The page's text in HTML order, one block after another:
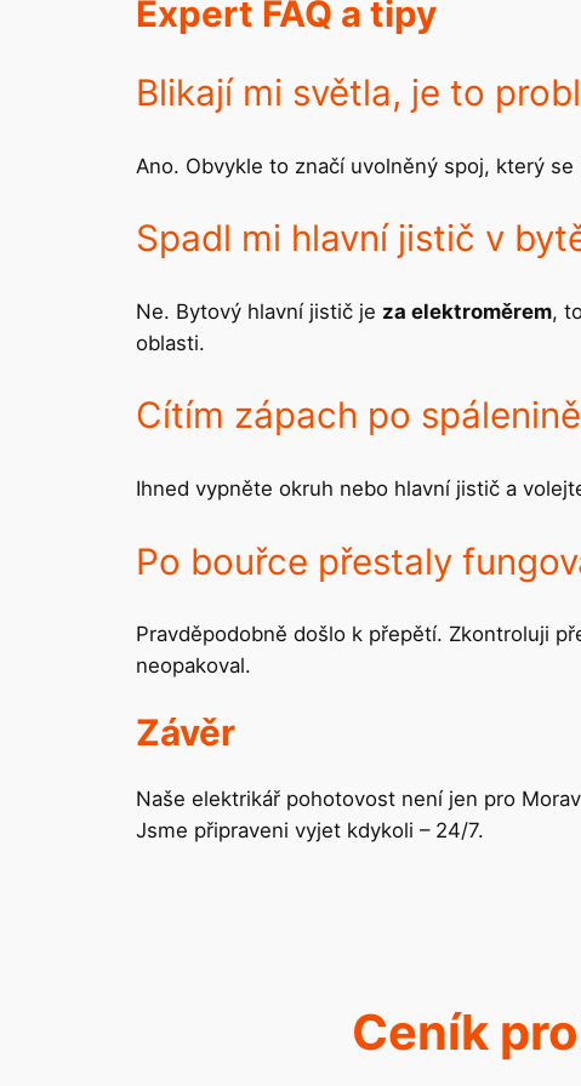
Expert FAQ a tipy
Blikají mi světla, je to
Ano. Obvykle to značí uvolněný spoj, který
Spadl mi hlavní jistič v
Ne. Bytový hlavní jistič je za elektroměrem,
oblasti.
Cítím zápach po
Ihned vypněte okruh nebo hlavní jistič a
Po bouřce přestaly
Pravděpodobně došlo k přepětí. Zkontroluji
neopakoval.
Závěr
Naše elektrikář pohotovost není jen pro
Jsme připraveni vyjet kdykoli – 24/7.
Ceník pro